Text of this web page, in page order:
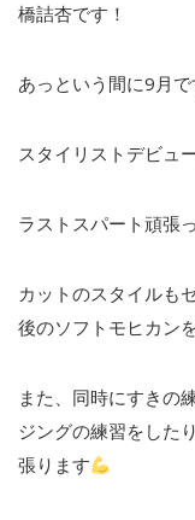
橋詰杏です！
あっという間に9月で
スタイリストデビュ
ラストスパート頑張
カットのスタイルも
後のソフトモヒカン
また、同時にすきの
ジングの練習をした
張ります